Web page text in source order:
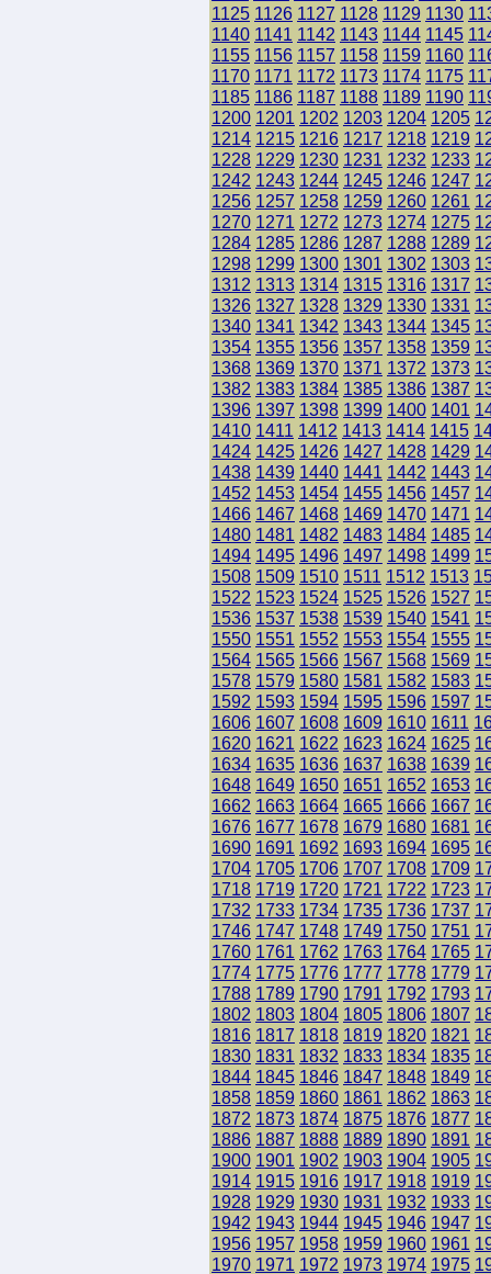
1125 1126 1127 1128 1129 1130
1140 1141 1142 1143 1144 1145
1155 1156 1157 1158 1159 1160
1170 1171 1172 1173 1174 1175
1185 1186 1187 1188 1189 1190
1200 1201 1202 1203 1204 1205
1214 1215 1216 1217 1218 1219
1228 1229 1230 1231 1232 1233
1242 1243 1244 1245 1246 1247
1256 1257 1258 1259 1260 1261
1270 1271 1272 1273 1274 1275
1284 1285 1286 1287 1288 1289
1298 1299 1300 1301 1302 1303
1312 1313 1314 1315 1316 1317
1326 1327 1328 1329 1330 1331
1340 1341 1342 1343 1344 1345
1354 1355 1356 1357 1358 1359
1368 1369 1370 1371 1372 1373
1382 1383 1384 1385 1386 1387
1396 1397 1398 1399 1400 1401
1410 1411 1412 1413 1414 1415
1424 1425 1426 1427 1428 1429
1438 1439 1440 1441 1442 1443
1452 1453 1454 1455 1456 1457
1466 1467 1468 1469 1470 1471
1480 1481 1482 1483 1484 1485
1494 1495 1496 1497 1498 1499
1508 1509 1510 1511 1512 1513
1522 1523 1524 1525 1526 1527
1536 1537 1538 1539 1540 1541
1550 1551 1552 1553 1554 1555
1564 1565 1566 1567 1568 1569
1578 1579 1580 1581 1582 1583
1592 1593 1594 1595 1596 1597
1606 1607 1608 1609 1610 1611
1620 1621 1622 1623 1624 1625
1634 1635 1636 1637 1638 1639
1648 1649 1650 1651 1652 1653
1662 1663 1664 1665 1666 1667
1676 1677 1678 1679 1680 1681
1690 1691 1692 1693 1694 1695
1704 1705 1706 1707 1708 1709
1718 1719 1720 1721 1722 1723
1732 1733 1734 1735 1736 1737
1746 1747 1748 1749 1750 1751
1760 1761 1762 1763 1764 1765
1774 1775 1776 1777 1778 1779
1788 1789 1790 1791 1792 1793
1802 1803 1804 1805 1806 1807
1816 1817 1818 1819 1820 1821
1830 1831 1832 1833 1834 1835
1844 1845 1846 1847 1848 1849
1858 1859 1860 1861 1862 1863
1872 1873 1874 1875 1876 1877
1886 1887 1888 1889 1890 1891
1900 1901 1902 1903 1904 1905
1914 1915 1916 1917 1918 1919
1928 1929 1930 1931 1932 1933
1942 1943 1944 1945 1946 1947
1956 1957 1958 1959 1960 1961
1970 1971 1972 1973 1974 1975